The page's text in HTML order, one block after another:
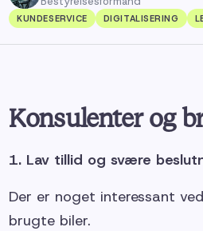
KUNDESERVICE DIGITALISERING
Konsulenter og
1. Lav tillid og svære
Der er noget interessant
brugte biler.